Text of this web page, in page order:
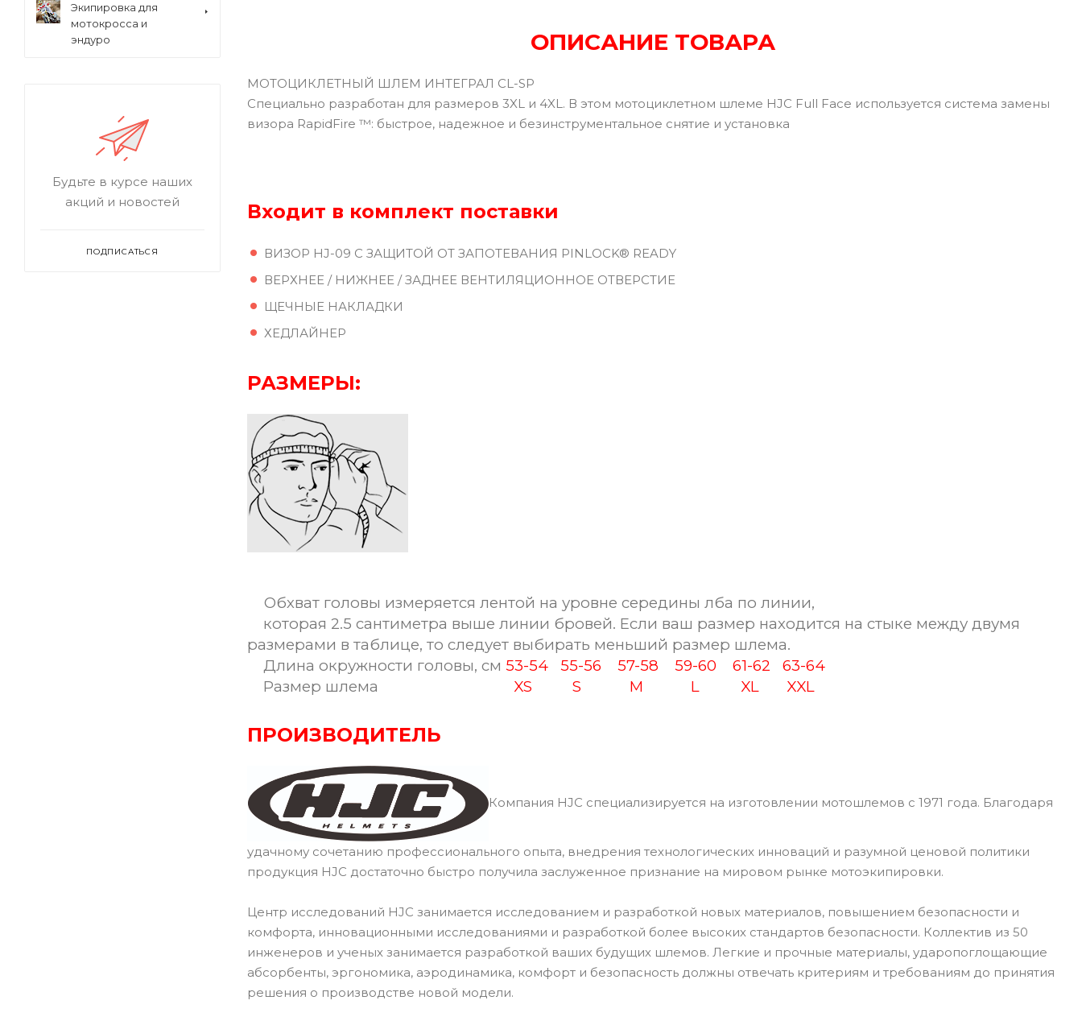
ОПИСАНИЕ ТОВАРА
МОТОЦИКЛЕТНЫЙ ШЛЕМ ИНТЕГРАЛ CL-SP
Специально разработан для размеров 3XL и 4XL. В этом мотоциклетном шлеме HJC Full Face используется система замены
визора RapidFire ™: быстрое, надежное и безинструментальное снятие и установка
Входит в комплект поставки
ВИЗОР HJ-09 С ЗАЩИТОЙ ОТ ЗАПОТЕВАНИЯ PINLOCK® READY
ВЕРХНЕЕ / НИЖНЕЕ / ЗАДНЕЕ ВЕНТИЛЯЦИОННОЕ ОТВЕРСТИЕ
ЩЕЧНЫЕ НАКЛАДКИ
ХЕДЛАЙНЕР
РАЗМЕРЫ:
Обхват головы измеряется лентой на уровне середины лба по линии,
которая 2.5 сантиметра выше линии бровей. Если ваш размер находится на стыке между двумя
размерами в таблице, то следует выбирать меньший размер шлема.
Длина окружности головы, см 53-54 55-56 57-58 59-60 61-62 63-64
Размер шлема
XS S M L XL XXL
ПРОИЗВОДИТЕЛЬ
Компания HJC специализируется на изготовлении мотошлемов с 1971 года. Благодаря
удачному сочетанию профессионального опыта, внедрения технологических инноваций и разумной ценовой политики
продукция HJC достаточно быстро получила заслуженное признание на мировом рынке мотоэкипировки.
Центр исследований HJC занимается исследованием и разработкой новых материалов, повышением безопасности и
комфорта, инновационными исследованиями и разработкой более высоких стандартов безопасности. Коллектив из 50
инженеров и ученых занимается разработкой ваших будущих шлемов. Легкие и прочные материалы, ударопоглощающие
абсорбенты, эргономика, аэродинамика, комфорт и безопасность должны отвечать критериям и требованиям до принятия
решения о производстве новой модели.
Экипировка для
мотокросса и
эндуро
Будьте в курсе наших
акций и новостей
ПОДПИСАТЬСЯ